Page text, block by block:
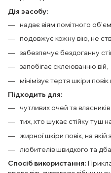
Дія засобу:
надає віям помітного
подовжує кожну вію, не
забезпечує бездоганну
запобігає склеюванню вій,
мінімізує тертя шкіри
Підходить для:
чутливих очей та власників
тих, хто шукає стійку туш
жирної шкіри повік, на
любителів швидкого та
Спосіб використання: